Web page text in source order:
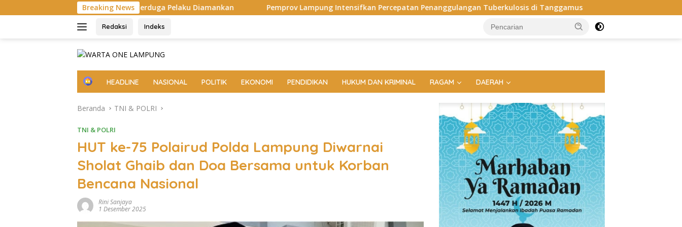
ke
Breaking News
Empat Terduga Pelaku Diamankan Pemprov Lampung Intensifkan Percepatan Penanggulangan Tuberkulosis di Tanggamus Apel Perdana: Kapolres Way Kanan Tekankan
Redaksi Indeks
H
e
HEADLINE NASIONAL POLITIK EKONOMI PENDIDIKAN HUKUM DAN KRIMINAL RAGAM DAERAH
Beranda TNI & POLRI
TNI & POLRI
HUT ke-75 Polairud Polda Lampung Diwarnai
Sholat Ghaib dan Doa Bersama untuk Korban
Bencana Nasional
Rini Sanjaya
1 Desember 2025